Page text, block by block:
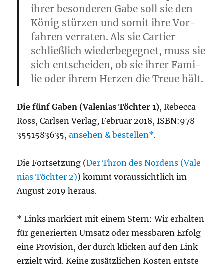
ihrer beson­de­ren Gabe soll sie den
König stür­zen und somit ihre Vor­
fah­ren ver­ra­ten. Als sie Car­tier
schließ­lich wie­der­be­geg­net, muss sie
sich ent­schei­den, ob sie ihrer Fami­
lie oder ihrem Her­zen die Treue hält.
Die fünf Gaben (Vale­ni­as Töch­ter 1), Rebec­ca
Ross, Carlsen Ver­lag, Febru­ar 2018, ISBN:978–
3551583635,anse­hen & bestel­len .
Die Fort­set­zung (Der Thron des Nor­dens (Vale­
ni­as Töch­ter 2)) kommt vor­aus­sicht­lich im
August 2019 heraus.
* Links mar­kiert mit einem Stern: Wir erhal­ten
für gene­rier­ten Umsatz oder mess­ba­ren Erfolg
eine Pro­vi­si­on, der durch kli­cken auf den Link
erzielt wird. Kei­ne zusätz­li­chen Kos­ten ent­ste­